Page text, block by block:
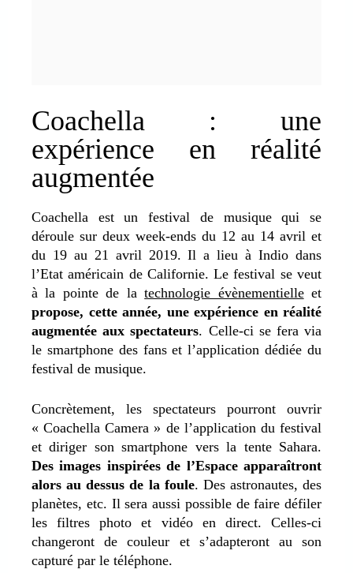
Coachella : une
expérience en réalité
augmentée
Coachella est un festival de musique qui se
déroule sur deux week-ends du 12 au 14 avril et
du 19 au 21 avril 2019. Il a lieu à Indio dans
l’Etat américain de Californie. Le festival se veut
à la pointe de latechnologie évènementielleet
propose, cette année, une expérience en réalité
augmentée aux spectateurs. Celle-ci se fera via
le smartphone des fans et l’application dédiée du
festival de musique.
Concrètement, les spectateurs pourront ouvrir
« Coachella Camera » de l’application du festival
et diriger son smartphone vers la tente Sahara.
Des images inspirées de l’Espace apparaîtront
alors au dessus de la foule. Des astronautes, des
planètes, etc. Il sera aussi possible de faire défiler
les filtres photo et vidéo en direct. Celles-ci
changeront de couleur et s’adapteront au son
capturé par le téléphone.